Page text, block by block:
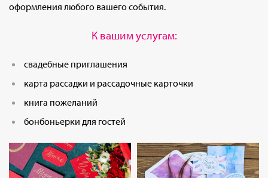
оформления любого вашего события.
К вашим услугам:
свадебные приглашения
карта рассадки и рассадочные карточки
книга пожеланий
бонбоньерки для гостей